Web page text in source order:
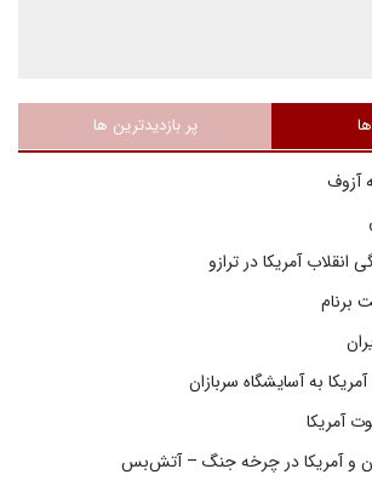
پر بازدیدترین ها
آزوف
آمریکا در ترازو
برنام
به آسایشگاه سربازان
آمریکا
و آمریکا در چرخه جنگ – آتش‌بس